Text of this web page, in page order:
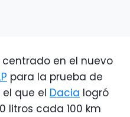
en el nuevo
para la prueba de
que el Dacia logró
litros cada 100 km